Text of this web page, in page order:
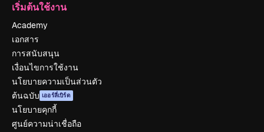
เริ่มต้นใช้งาน
Academy
เอกสาร
การสนับสนุน
เงื่อนไขการใช้งาน
นโยบายความเป็นส่วนตัว
ต้นฉบับ เออร์ลี่เบิร์ด
นโยบายคุกกี้
ศูนย์ความน่าเชื่อถือ